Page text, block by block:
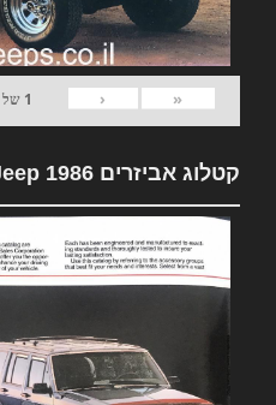
«
‹
1 של
קטלוג אביזרים Jeep 1986